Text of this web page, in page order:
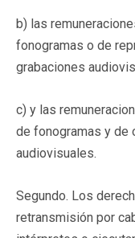
b) las
fonogramas o de
grabaciones
c) y las
de fonogramas y de
audiovisuales.
Segundo. Los
retransmisión por